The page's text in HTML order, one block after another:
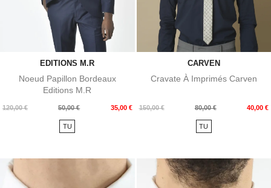
EDITIONS M.R
Noeud Papillon Bordeaux
Editions M.R
120,00 €
Prix
50,00 € 35,00 €
Prix
TU
CARVEN
Cravate À Imprimés Carven
150,00 €
Prix
80,00 € 40,00 €
Prix
TU